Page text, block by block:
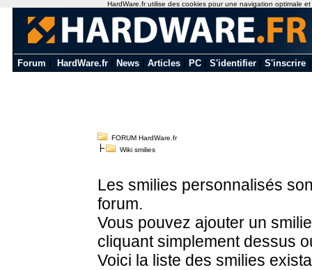
Forum HardWare.fr News Articles PC S'identifier S'inscrire
FORUM HardWare.fr
Wiki smilies
Les smilies personnalisés
forum.
Vous pouvez ajouter un
cliquant simplement dessus
Voici la liste des smilies
HardWare.fr utilise des cookies pour une navigation optimale